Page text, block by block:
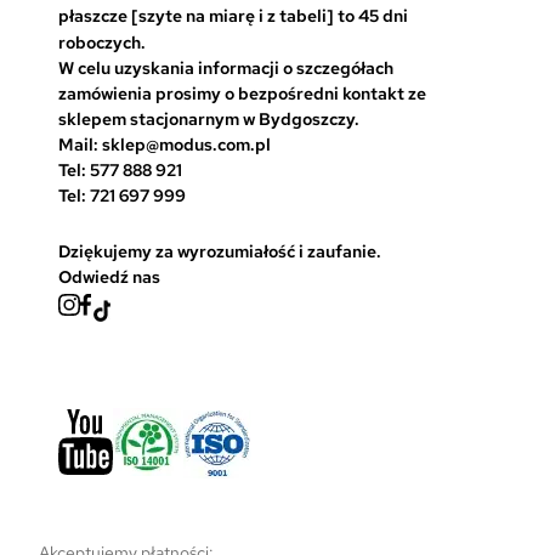
płaszcze [szyte na miarę i z tabeli] to 45 dni
roboczych.
W celu uzyskania informacji o szczegółach
zamówienia prosimy o bezpośredni kontakt ze
sklepem stacjonarnym w Bydgoszczy.
Mail: sklep@modus.com.pl
Tel: 577 888 921
Tel: 721 697 999
Dziękujemy za wyrozumiałość i zaufanie.
Odwiedź nas